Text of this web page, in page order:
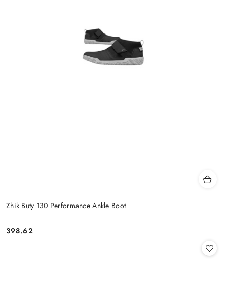
Zhik Buty 130 Performance Ankle Boot
Cena:
398.62